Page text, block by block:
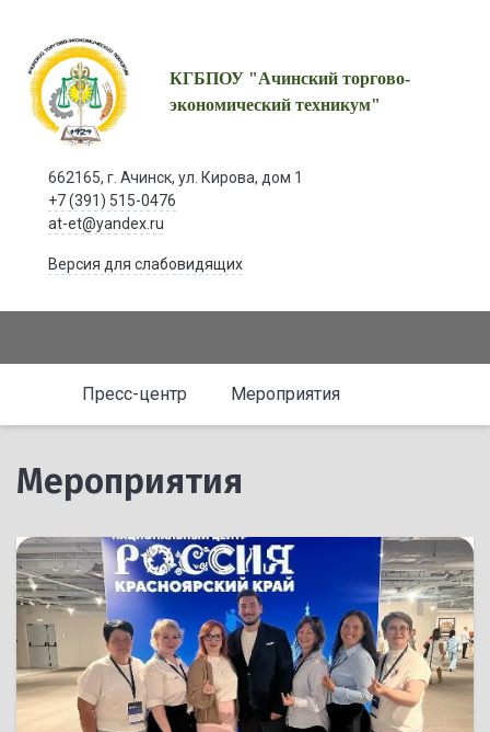
КГБПОУ "Ачинский торгово-
экономический техникум"
662165, г. Ачинск, ул. Кирова, дом 1
+7 (391) 515-0476
at-et@yandex.ru
Версия для слабовидящих
Пресс-центр Мероприятия
Мероприятия